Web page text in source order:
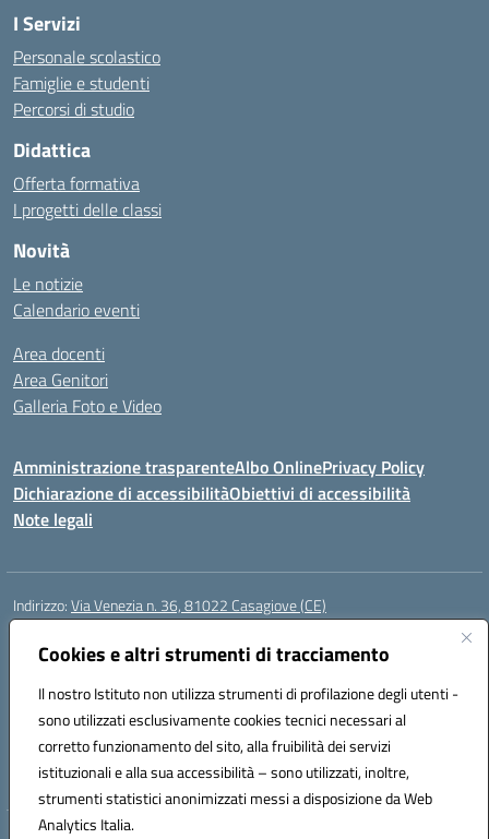
Cookies e altri strumenti di tracciamento
Il nostro Istituto non utilizza strumenti di profilazione degli utenti -
sono utilizzati esclusivamente cookies tecnici necessari al
corretto funzionamento del sito, alla fruibilità dei servizi
istituzionali e alla sua accessibilità – sono utilizzati, inoltre,
strumenti statistici anonimizzati messi a disposizione da Web
Analytics Italia.
I Servizi
Personale scolastico
Famiglie e studenti
Percorsi di studio
Didattica
Offerta formativa
I progetti delle classi
Novità
Le notizie
Calendario eventi
Area docenti
Area Genitori
Galleria Foto e Video
Amministrazione trasparenteAlbo OnlinePrivacy Policy
Dichiarazione di accessibilitàObiettivi di accessibilità
Note legali
Indirizzo:Via Venezia n. 36, 81022 Casagiove (CE)
Centralino:
Posta elettronica certificata (PEC):ceic893002@pec.istruzione.it
Codice fiscale: 93085870611
Codice meccanografico:CEIC893002
Codice Indice delle Pubbliche Amministrazioni (IPA): icmp_061
Codice unico di fatturazione (CUF): UFIOD3